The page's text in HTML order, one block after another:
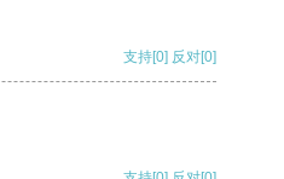
支持[0] 反对[0]